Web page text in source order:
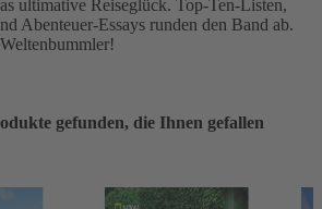
ultimative Reiseglück. Top-Ten-Listen,
Abenteuer-Essays runden den Band ab.
gefunden, die Ihnen gefallen